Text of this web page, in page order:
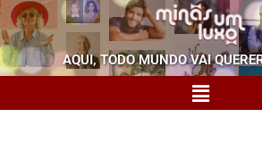
AQUI, TODO MUNDO VAI